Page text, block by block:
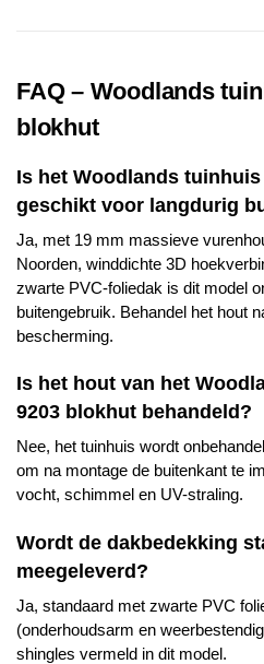
FAQ – Woodlands
blokhut
Is het Woodlands tuinhuis
geschikt voor langdurig
Ja, met 19 mm massieve
Noorden, winddichte 3D
zwarte PVC-foliedak is dit model
buitengebruik. Behandel het hout
bescherming.
Is het hout van het
9203 blokhut behandeld?
Nee, het tuinhuis wordt
om na montage de buitenkant te
vocht, schimmel en UV-straling.
Wordt de dakbedekking
meegeleverd?
Ja, standaard met zwarte PVC
(onderhoudsarm en
shingles vermeld in dit model.